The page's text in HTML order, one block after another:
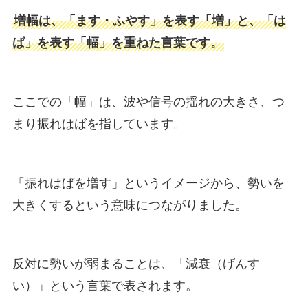
増幅は、「ます・ふやす」を表す「増」と、「は
ば」を表す「幅」を重ねた言葉です。
ここでの「幅」は、波や信号の揺れの大きさ、つ
まり振れはばを指しています。
「振れはばを増す」というイメージから、勢いを
大きくするという意味につながりました。
反対に勢いが弱まることは、「減衰（げんす
い）」という言葉で表されます。